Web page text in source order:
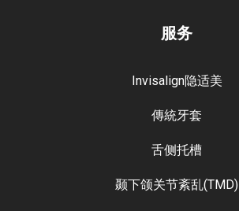
服务
Invisalign隐适美
傳統牙套
舌侧托槽
颞下颌关节紊乱(TMD)